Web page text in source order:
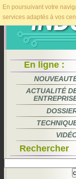
En poursuivant votre
services adaptés à vos
En ligne :
ACTUALITÉ
Rechercher